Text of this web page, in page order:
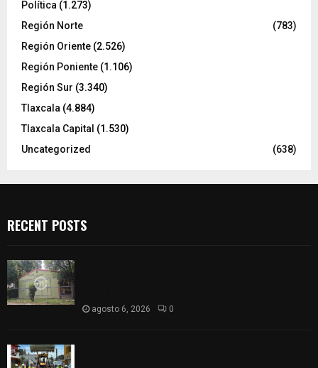
Política (1.273)
Región Norte
(783)
Región Oriente (2.526)
Región Poniente (1.106)
Región Sur (3.340)
Tlaxcala (4.884)
Tlaxcala Capital (1.530)
Uncategorized
(638)
RECENT POSTS
agosto 6, 2026 0